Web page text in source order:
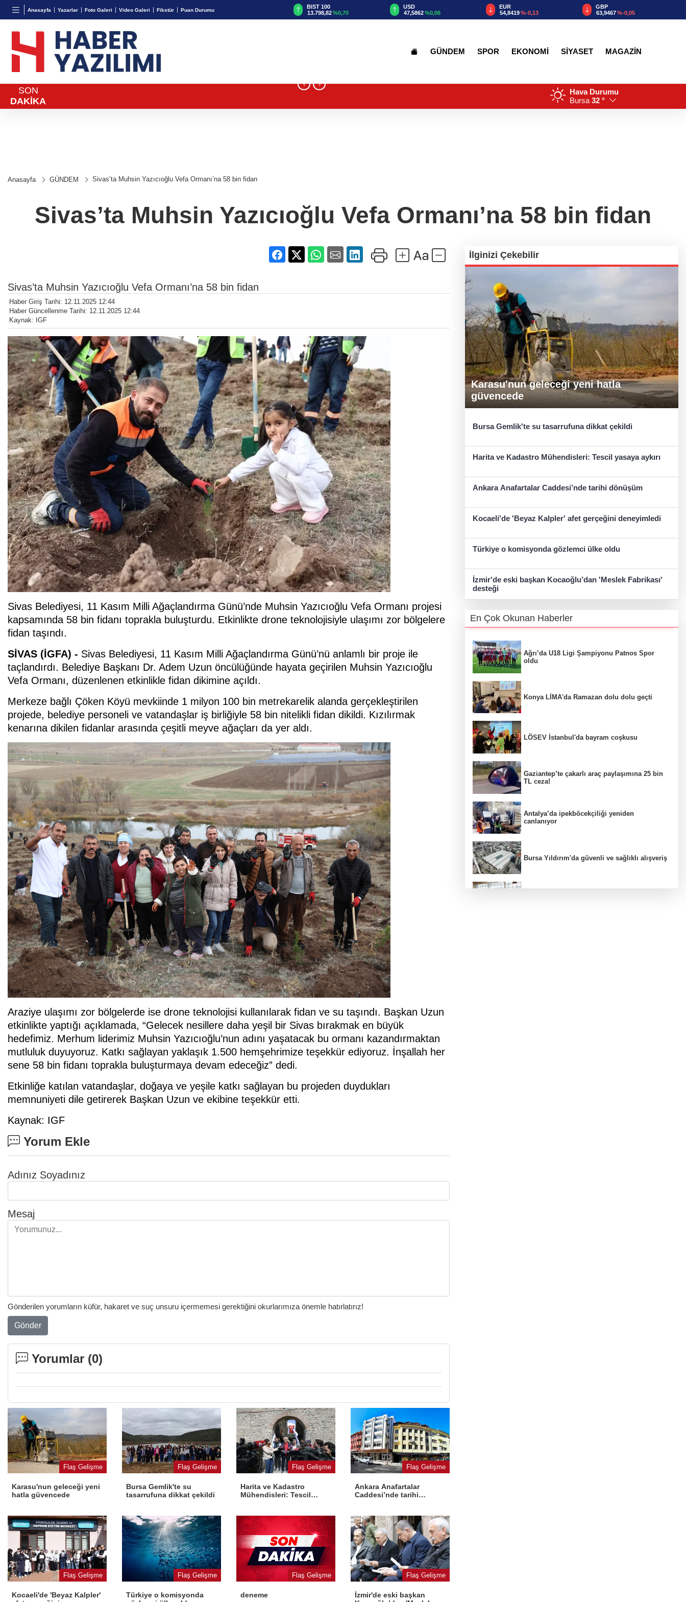
Anasayfa Yazarlar Foto Galeri Video Galeri Fikstür Puan Durumu
BGN
28,0626 %0,37
VND
0,0018%0,02
6.498,00
BIST 100
13.798,82 %0,70
USD
47,5862%0,06
EUR
54,8419 %-0,13
GBP
63,9467%-0,05
GÜNDEM SPOR EKONOMİ SİYASET MAGAZİN
SON
DAKİKA
‹ ›
Hava Durumu
Bursa 32 °
Anasayfa GÜNDEM Sivas’ta Muhsin Yazıcıoğlu Vefa Ormanı’na 58 bin fidan
Sivas’ta Muhsin Yazıcıoğlu Vefa Ormanı’na 58 bin fidan
Sivas’ta Muhsin Yazıcıoğlu Vefa Ormanı’na 58 bin fidan
Haber Giriş Tarihi: 12.11.2025 12:44
Haber Güncellenme Tarihi: 12.11.2025 12:44
Kaynak: IGF
Sivas Belediyesi, 11 Kasım Milli Ağaçlandırma Günü’nde Muhsin Yazıcıoğlu Vefa Ormanı projesi
kapsamında 58 bin fidanı toprakla buluşturdu. Etkinlikte drone teknolojisiyle ulaşımı zor bölgelere
fidan taşındı.
SİVAS (İGFA) - Sivas Belediyesi, 11 Kasım Milli Ağaçlandırma Günü’nü anlamlı bir proje ile
taçlandırdı. Belediye Başkanı Dr. Adem Uzun öncülüğünde hayata geçirilen Muhsin Yazıcıoğlu
Vefa Ormanı, düzenlenen etkinlikle fidan dikimine açıldı.
Merkeze bağlı Çöken Köyü mevkiinde 1 milyon 100 bin metrekarelik alanda gerçekleştirilen
projede, belediye personeli ve vatandaşlar iş birliğiyle 58 bin nitelikli fidan dikildi. Kızılırmak
kenarına dikilen fidanlar arasında çeşitli meyve ağaçları da yer aldı.
Araziye ulaşımı zor bölgelerde ise drone teknolojisi kullanılarak fidan ve su taşındı. Başkan Uzun
etkinlikte yaptığı açıklamada, “Gelecek nesillere daha yeşil bir Sivas bırakmak en büyük
hedefimiz. Merhum liderimiz Muhsin Yazıcıoğlu’nun adını yaşatacak bu ormanı kazandırmaktan
mutluluk duyuyoruz. Katkı sağlayan yaklaşık 1.500 hemşehrimize teşekkür ediyoruz. İnşallah her
sene 58 bin fidanı toprakla buluşturmaya devam edeceğiz” dedi.
Etkinliğe katılan vatandaşlar, doğaya ve yeşile katkı sağlayan bu projeden duydukları
memnuniyeti dile getirerek Başkan Uzun ve ekibine teşekkür etti.
Kaynak: IGF
Yorum Ekle
Adınız Soyadınız
Mesaj
Gönderilen yorumların küfür, hakaret ve suç unsuru içermemesi gerektiğini okurlarımıza önemle hatırlatırız!
Gönder
Yorumlar (0)
Flaş Gelişme
Karasu'nun geleceği yeni
hatla güvencede
Flaş Gelişme
Bursa Gemlik'te su
tasarrufuna dikkat çekildi
Flaş Gelişme
Harita ve Kadastro
Mühendisleri: Tescil
Flaş Gelişme
Ankara Anafartalar
Caddesi’nde tarihi
Flaş Gelişme
Kocaeli'de 'Beyaz Kalpler'
Flaş Gelişme
Türkiye o komisyonda
Flaş Gelişme
deneme
Flaş Gelişme
İzmir'de eski başkan
İlginizi Çekebilir
Karasu'nun geleceği yeni hatla
güvencede
Bursa Gemlik'te su tasarrufuna dikkat çekildi
Harita ve Kadastro Mühendisleri: Tescil yasaya aykırı
Ankara Anafartalar Caddesi’nde tarihi dönüşüm
Kocaeli'de 'Beyaz Kalpler' afet gerçeğini deneyimledi
Türkiye o komisyonda gözlemci ülke oldu
İzmir'de eski başkan Kocaoğlu’dan 'Meslek Fabrikası'
desteği
En Çok Okunan Haberler
Ağrı’da U18 Ligi Şampiyonu Patnos Spor
oldu
Konya LİMA'da Ramazan dolu dolu geçti
LÖSEV İstanbul'da bayram coşkusu
Gaziantep’te çakarlı araç paylaşımına 25 bin
TL ceza!
Antalya’da ipekböcekçiliği yeniden
canlanıyor
Bursa Yıldırım'da güvenli ve sağlıklı alışveriş